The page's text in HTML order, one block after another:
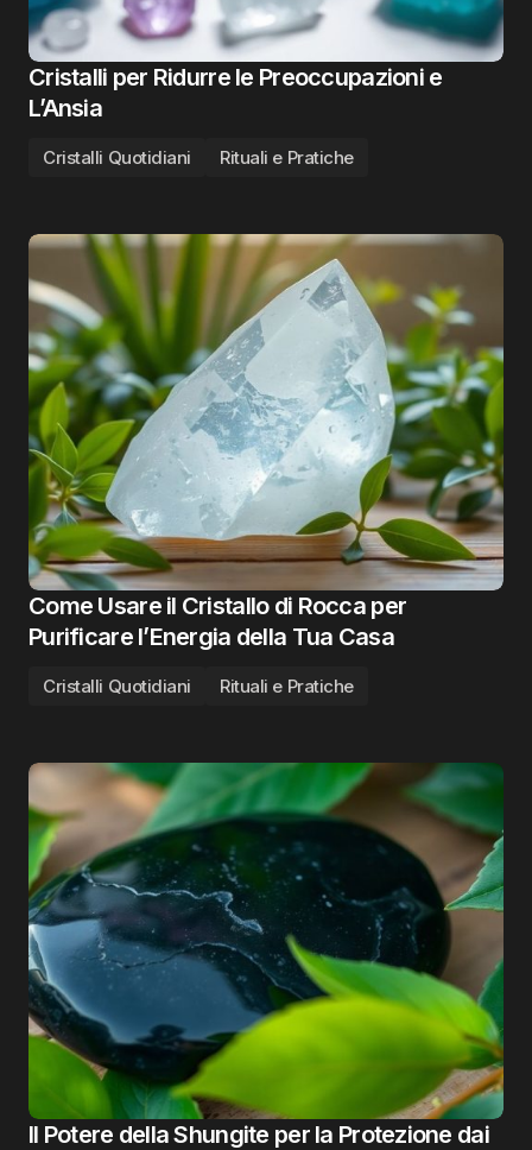
Cristalli per Ridurre le Preoccupazioni e
L’Ansia
Cristalli Quotidiani Rituali e Pratiche
Come Usare il Cristallo di Rocca per
Purificare l’Energia della Tua Casa
Cristalli Quotidiani Rituali e Pratiche
Il Potere della Shungite per la Protezione dai